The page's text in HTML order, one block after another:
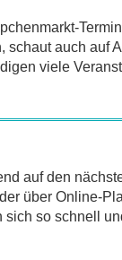
auch auf
viele
auf den
über Online-
sich so schnell